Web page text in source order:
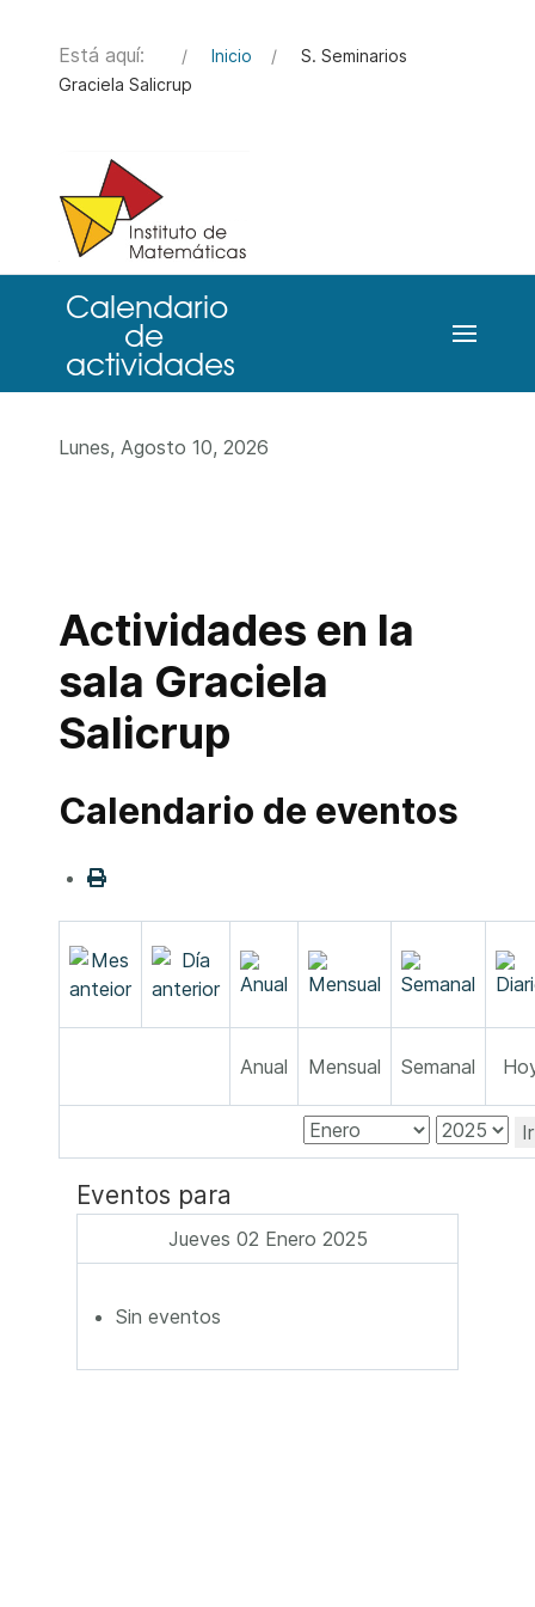
Está aquí: Inicio
S. Seminarios
Graciela Salicrup
Lunes, Agosto 10, 2026
Actividades en la
sala Graciela
Salicrup
Calendario de eventos
Anual Mensual Semanal
Eventos para
Jueves 02 Enero 2025
Sin eventos